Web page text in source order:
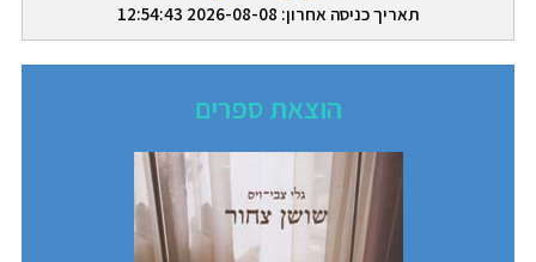
תאריך כניסה אחרון: 2026-08-08 12:54:43
הוצאת ספרים